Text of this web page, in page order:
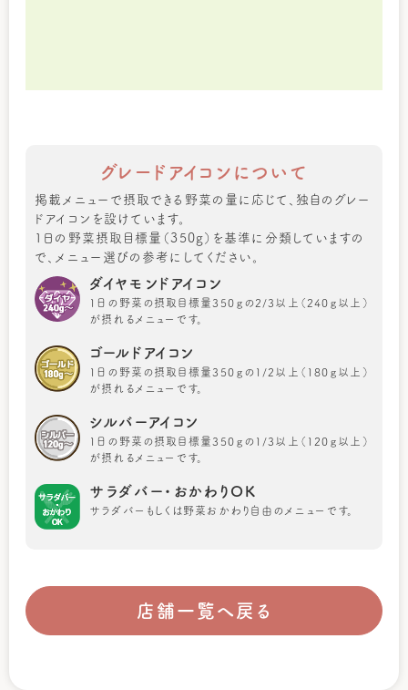
グレードアイコンについて
掲載メニューで摂取できる野菜の量に応じて、独自のグレー
ドアイコンを設けています。
1日の野菜摂取目標量（350g）を基準に分類していますの
で、メニュー選びの参考にしてください。
ダイヤモンドアイコン
1日の野菜の摂取目標量350ｇの2/3以上（240ｇ以上）
が摂れるメニューです。
ゴールドアイコン
1日の野菜の摂取目標量350ｇの1/2以上（180ｇ以上）
が摂れるメニューです。
シルバーアイコン
1日の野菜の摂取目標量350ｇの1/3以上（120ｇ以上）
が摂れるメニューです。
サラダバー・おかわりOK
サラダバーもしくは野菜おかわり自由のメニューです。
店舗一覧へ戻る